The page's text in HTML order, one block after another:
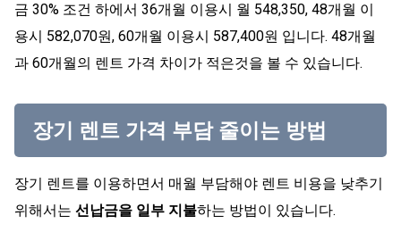
금 30% 조건 하에서 36개월 이용시 월 548,350, 48개월 이
용시 582,070원, 60개월 이용시 587,400원 입니다. 48개월
과 60개월의 렌트 가격 차이가 적은것을 볼 수 있습니다.
장기 렌트 가격 부담 줄이는 방법
장기 렌트를 이용하면서 매월 부담해야 렌트 비용을 낮추기
위해서는 선납금을 일부 지불하는 방법이 있습니다.